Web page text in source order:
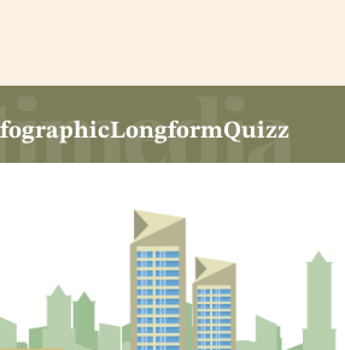
LongformQuizz